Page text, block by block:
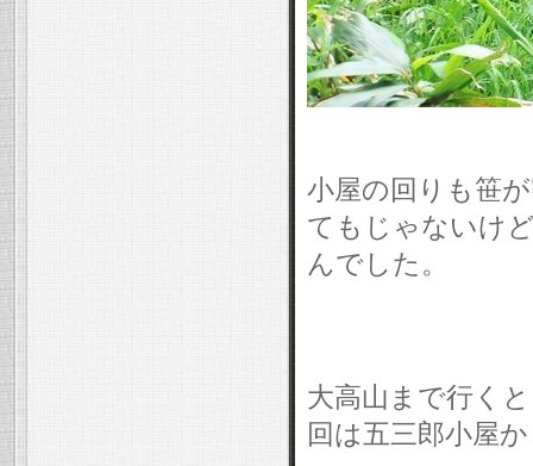
小屋の回りも笹
てもじゃないけ
んでした。
大高山まで行く
回は五三郎小屋